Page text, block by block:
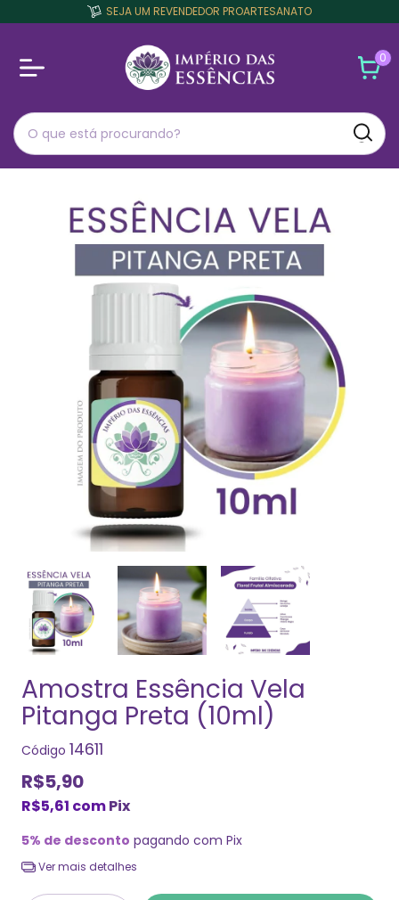
SEJA UM REVENDEDOR PROARTESANATO
0
Amostra Essência Vela
Pitanga Preta (10ml)
Código 14611
R$5,90
R$5,61 comPix
5% de desconto pagando com Pix
Ver mais detalhes